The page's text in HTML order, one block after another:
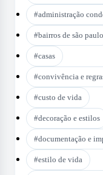
#administração
#bairros de são paulo
#casas
#convivência e
#custo de vida
#decoração e estilos
#documentação e
#estilo de vida